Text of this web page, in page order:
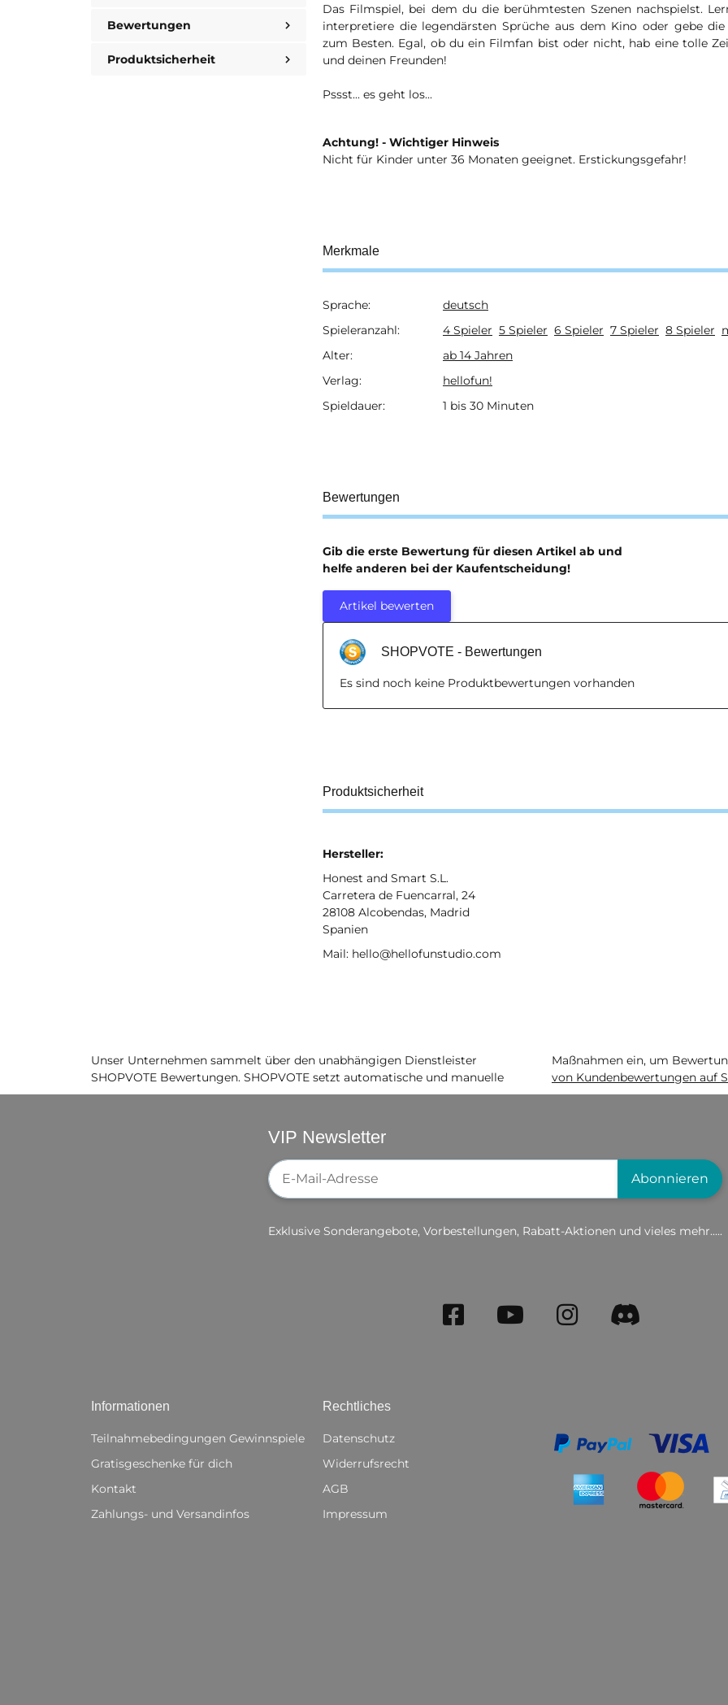
Bewertungen
Produktsicherheit
Das Filmspiel, bei dem du die berühmtesten Szenen nachspielst.
interpretiere die legendärsten Sprüche aus dem Kino oder gebe die
zum Besten. Egal, ob du ein Filmfan bist oder nicht, hab eine tolle
und deinen Freunden!
Pssst... es geht los...
Achtung! - Wichtiger Hinweis
Nicht für Kinder unter 36 Monaten geeignet. Erstickungsgefahr!
Merkmale
Produkteigenschaft
Wert
Sprache:
deutsch
Spieleranzahl:
4 Spieler 5 Spieler 6 Spieler 7 Spieler 8 Spieler
Alter:
ab 14 Jahren
Verlag:
hellofun!
Spieldauer:
1 bis 30 Minuten
Bewertungen
Gib die erste Bewertung für diesen Artikel ab und
helfe anderen bei der Kaufentscheidung!
Artikel bewerten
SHOPVOTE - Bewertungen
Es sind noch keine Produktbewertungen vorhanden
Produktsicherheit
Hersteller:
Honest and Smart S.L.
Carretera de Fuencarral, 24
28108 Alcobendas, Madrid
Spanien
Mail: hello@hellofunstudio.com
Unser Unternehmen sammelt über den unabhängigen Dienstleister
SHOPVOTE Bewertungen. SHOPVOTE setzt automatische und manuelle
Maßnahmen ein, um
von Kundenbewertungen auf
VIP Newsletter
Newsletter-Registrierung
Abonnieren
Exklusive Sonderangebote, Vorbestellungen, Rabatt-Aktionen und vieles mehr.....
Informationen
Teilnahmebedingungen Gewinnspiele
Gratisgeschenke für dich
Kontakt
Zahlungs- und Versandinfos
Rechtliches
Datenschutz
Widerrufsrecht
AGB
Impressum